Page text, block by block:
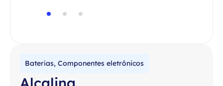
Baterias, Componentes eletrônicos